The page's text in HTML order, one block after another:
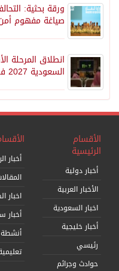
ورقة بحثية:
صياغة مفهوم أمن
انطلاق المرحلة
السعودية 2027 في الخبر
الأقسام
الرئيسية
أخبار دولية
الأخبار العربية
اخبار السعودية
أخبار خليجية
رئيسي
حوادث وجرائم
أخبار
اخبار
أخبار